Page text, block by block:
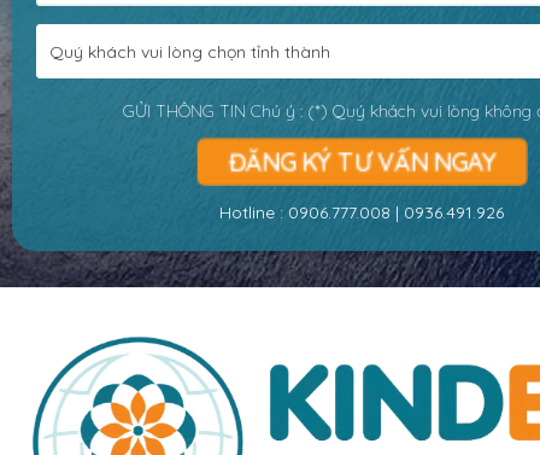
Quý khách vui lòng chọn tỉnh thành
GỬI THÔNG TIN Chú ý : (*) Quý khách vui lòng không
ĐĂNG KÝ TƯ VẤN NGAY
Hotline : 0906.777.008 | 0936.491.926